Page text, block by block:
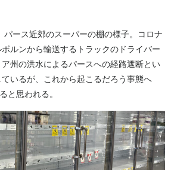
ース近郊のスーパーの棚の様子。コロナ
ルンから輸送するトラックのドライバー
州の洪水によるパースへの経路遮断とい
いるが、これから起こるだろう事態へ
と思われる。